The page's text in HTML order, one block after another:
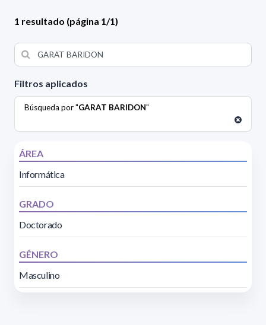
Filtros aplicados
Búsqueda por "GARAT BARIDON"
ÁREA
Informática
GRADO
Doctorado
GÉNERO
Masculino
1 resultado (página 1/1)